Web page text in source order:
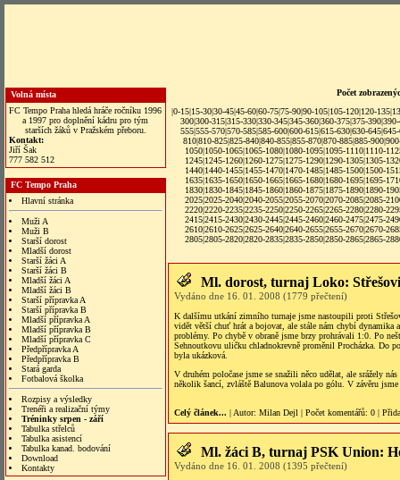
Volná místa
FC Tempo Praha hledá hráče ročníku 1996
a 1997 pro doplnění kádru pro tým
starších žáků v Pražském přeboru.
Kontakt:
Jiří Šak
777 582 512
FC Tempo Praha
Hlavní stránka
Muži A
Muži B
Starší dorost
Mladší dorost
Starší žáci A
Starší žáci B
Mladší žáci A
Mladší žáci B
Starší přípravka A
Starší přípravka B
Mladší přípravka A
Mladší přípravka B
Mladší přípravka C
Předpřípravka A
Předpřípravka B
Stará garda
Fotbalová školka
Rozpisy a výsledky
Trenéři a realizační týmy
Tréninky srpen - září
Tabulka střelců
Tabulka asistencí
Tabulka kanad. bodování
Download
Kontakty
Počet
|0-15|15-30|30-45|45-60|60-75|75-90|90-105|105-120|120-135|
300|300-315|315-330|330-345|345-360|360-375|375-390|
555|555-570|570-585|585-600|600-615|615-630|630-645|
810|810-825|825-840|840-855|855-870|870-885|885-900|
1050|1050-1065|1065-1080|1080-1095|1095-1110|1110-
1245|1245-1260|1260-1275|1275-1290|1290-1305|1305-
1440|1440-1455|1455-1470|1470-1485|1485-1500|1500-
1635|1635-1650|1650-1665|1665-1680|1680-1695|1695-
1830|1830-1845|1845-1860|1860-1875|1875-1890|1890-
2025|2025-2040|2040-2055|2055-2070|2070-2085|2085-
2220|2220-2235|2235-2250|2250-2265|2265-2280|2280-
2415|2415-2430|2430-2445|2445-2460|2460-2475|2475-
2610|2610-2625|2625-2640|2640-2655|2655-2670|2670-
2805|2805-2820|2820-2835|2835-2850|2850-2865|2865-
Ml. dorost, turnaj Loko:
Vydáno dne 16. 01. 2008 (1779 přečtení)
K dalšímu utkání zimního turnaje jsme nastoupili proti
vidět větší chuť hrát a bojovat, ale stále nám chybí dynamika
problémy. Po chybě v obraně jsme brzy prohrávali 1:0. Po
Sehnoutkovu uličku chladnokrevně proměnil Procházka. Do
byla ukázková.
V druhém poločase jsme se snažili něco udělat, ale srážely
několik šancí, zvláště Balunova volala po gólu. V závěru
Celý článek... | Autor: Milan Dejl | Počet komentářů: 0 |
Ml. žáci B, turnaj PSK Union:
Vydáno dne 16. 01. 2008 (1395 přečtení)